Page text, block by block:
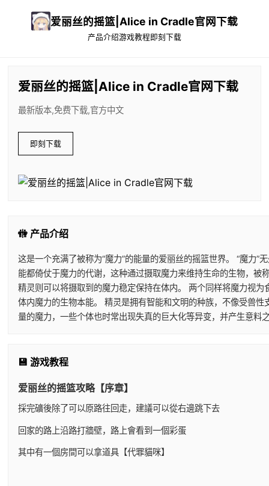
爱丽丝的摇篮|Alice in Cradle官网下载
产品介绍游戏教程 即刻下载
爱丽丝的摇篮|Alice in Cradle官网下载
最新版本,免费下载,官方中文
即刻下载
🚻 产品介绍
这是一个充满了被称为“魔力”的能量的爱丽丝的摇篮世界。 “魔力
能都倚仗于魔力的代谢，这种通过摄取魔力来维持生命的生物，被
精灵则可以将摄取到的魔力稳定保持在体内。 两个同样将魔力视
体内魔力的生物本能。 精灵是拥有智能和文明的种族，不像受兽
量的魔力，一些个体也时常出现失真的巨大化等异变，并产生意
💾 游戏教程
爱丽丝的摇篮攻略【序章】
採完礦後除了可以原路往回走，建議可以從右邊跳下去
回家的路上沿路打牆壁，路上會看到一個彩蛋
其中有一個房間可以拿道具【代罪貓咪】